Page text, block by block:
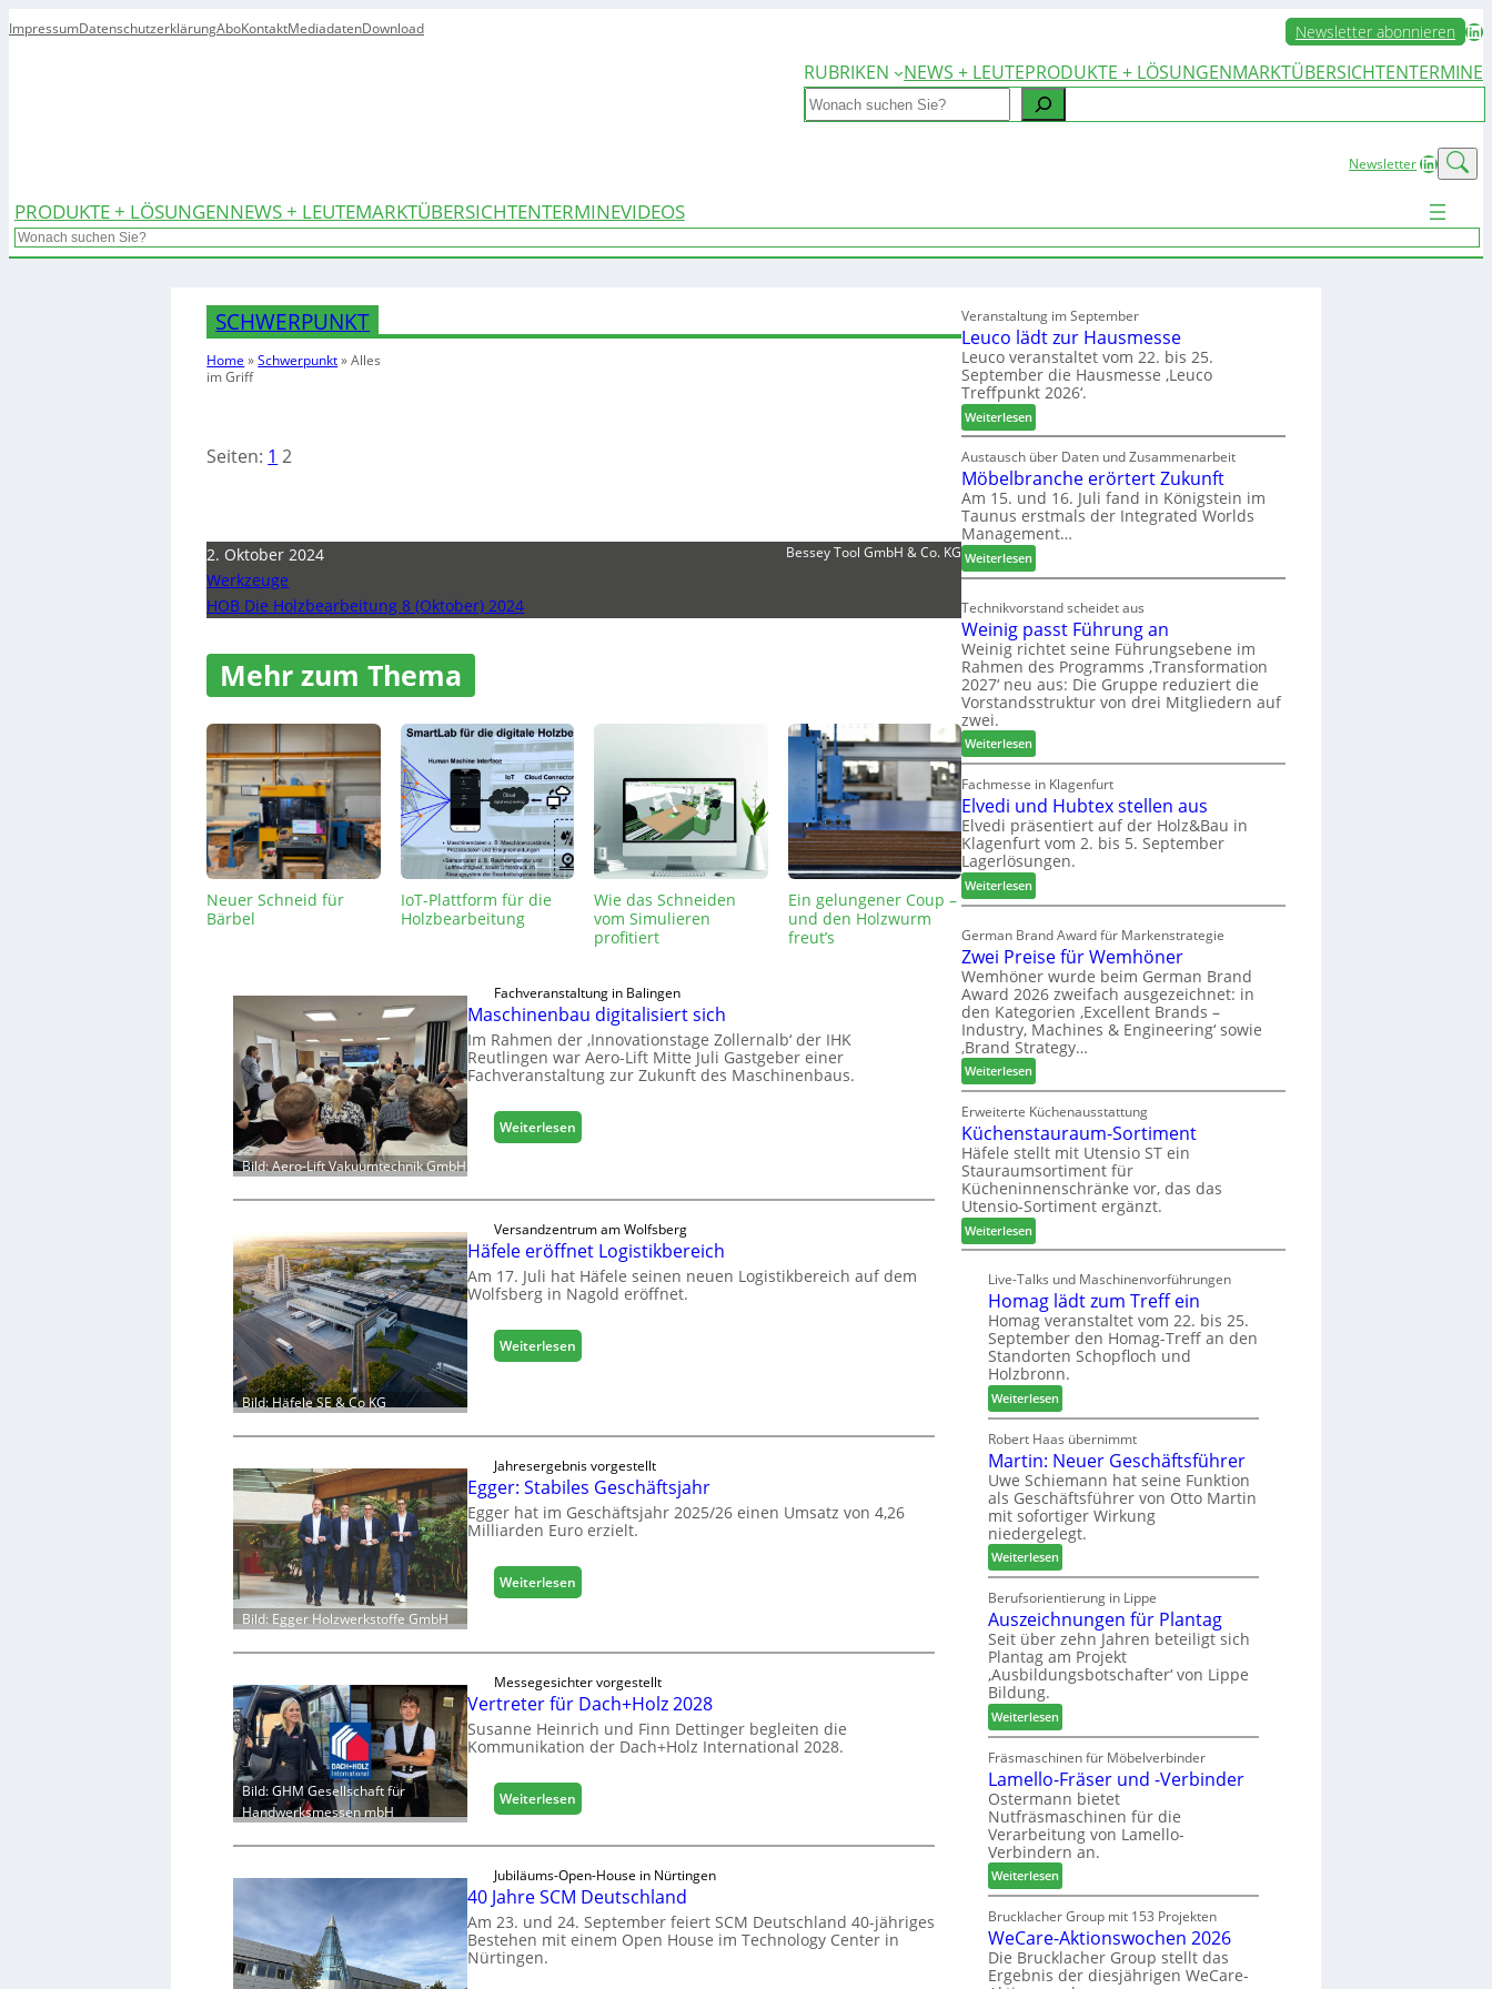
ImpressumDatenschutzerklärungAboKontaktMediadatenDownload Newsletter abonnieren LinkedIn
RUBRIKEN
NEWS + LEUTEPRODUKTE + LÖSUNGENMARKTÜBERSICHTENTERMINE
Search
NewsletterLinkedIn
PRODUKTE + LÖSUNGENNEWS + LEUTEMARKTÜBERSICHTENTERMINEVIDEOS
Search
SCHWERPUNKT
Home »Schwerpunkt»Alles
im Griff
Seiten: 1 2
2. Oktober 2024
Werkzeuge
HOB Die Holzbearbeitung 8 (Oktober) 2024
Bessey Tool GmbH & Co. KG
Mehr zum Thema
Neuer Schneid für
Bärbel
IoT-Plattform für die
Holzbearbeitung
Wie das Schneiden
vom Simulieren
profitiert
Ein gelungener Coup –
und den Holzwurm
freut’s
Bild: Aero-Lift Vakuumtechnik GmbH
Fachveranstaltung in Balingen
Maschinenbau digitalisiert sich
Im Rahmen der ‚Innovationstage Zollernalb‘ der IHK
Reutlingen war Aero-Lift Mitte Juli Gastgeber einer
Fachveranstaltung zur Zukunft des Maschinenbaus.
Weiterlesen:
M
h
i
n
e
b
a
g
i
t
a
l
s
i
t
c
h
Bild: Häfele SE & Co KG
Versandzentrum am Wolfsberg
Häfele eröffnet Logistikbereich
Am 17. Juli hat Häfele seinen neuen Logistikbereich auf dem
Wolfsberg in Nagold eröffnet.
Weiterlesen:
H
e
e
r
ö
n
o
g
i
s
i
k
e
r
e
c
Bild: Egger Holzwerkstoffe GmbH
Jahresergebnis vorgestellt
Egger: Stabiles Geschäftsjahr
Egger hat im Geschäftsjahr 2025/26 einen Umsatz von 4,26
Milliarden Euro erzielt.
Weiterlesen:
E
r
S
t
b
i
s
G
s
Bild: GHM Gesellschaft für
Handwerksmessen mbH
Messegesichter vorgestellt
Vertreter für Dach+Holz 2028
Susanne Heinrich und Finn Dettinger begleiten die
Kommunikation der Dach+Holz International 2028.
Weiterlesen:
V
t
r
e
t
Jubiläums-Open-House in Nürtingen
40 Jahre SCM Deutschland
Am 23. und 24. September feiert SCM Deutschland 40-jähriges
Bestehen mit einem Open House im Technology Center in
Nürtingen.
Veranstaltung im September
Leuco lädt zur Hausmesse
Leuco veranstaltet vom 22. bis 25.
September die Hausmesse ‚Leuco
Treffpunkt 2026‘.
Weiterlesen:
L
e
u
c
o
l
d
z
u
r
H
a
s
m
s
s
e
Austausch über Daten und Zusammenarbeit
Möbelbranche erörtert Zukunft
Am 15. und 16. Juli fand in Königstein im
Taunus erstmals der Integrated Worlds
Management…
Weiterlesen:
M
b
e
l
b
r
n
c
h
e
r
ö
r
t
r
t
Z
u
k
u
n
f
t
Technikvorstand scheidet aus
Weinig passt Führung an
Weinig richtet seine Führungsebene im
Rahmen des Programms ‚Transformation
2027‘ neu aus: Die Gruppe reduziert die
Vorstandsstruktur von drei Mitgliedern auf
zwei.
Weiterlesen:
W
e
i
n
i
g
a
s
t
F
ü
h
r
u
n
a
n
Fachmesse in Klagenfurt
Elvedi und Hubtex stellen aus
Elvedi präsentiert auf der Holz&Bau in
Klagenfurt vom 2. bis 5. September
Lagerlösungen.
Weiterlesen:
E
v
e
d
i
u
n
d
H
u
t
e
x
s
t
e
l
e
n
a
u
s
German Brand Award für Markenstrategie
Zwei Preise für Wemhöner
Wemhöner wurde beim German Brand
Award 2026 zweifach ausgezeichnet: in
den Kategorien ‚Excellent Brands –
Industry, Machines & Engineering‘ sowie
‚Brand Strategy…
Weiterlesen:
Z
w
e
i
P
r
e
i
s
f
ü
r
W
e
m
h
n
e
r
Erweiterte Küchenausstattung
Küchenstauraum-Sortiment
Häfele stellt mit Utensio ST ein
Stauraumsortiment für
Kücheninnenschränke vor, das das
Utensio-Sortiment ergänzt.
Weiterlesen:
K
c
h
e
n
s
t
a
r
a
u
m
-
S
o
t
i
m
e
n
t
Live-Talks und Maschinenvorführungen
Homag lädt zum Treff ein
Homag veranstaltet vom 22. bis 25.
September den Homag-Treff an den
Standorten Schopfloch und
Holzbronn.
Weiterlesen:
H
o
m
a
g
l
ä
d
t
z
u
m
T
r
f
f
e
i
n
Robert Haas übernimmt
Martin: Neuer Geschäftsführer
Uwe Schiemann hat seine Funktion
als Geschäftsführer von Otto Martin
mit sofortiger Wirkung
niedergelegt.
Weiterlesen:
M
a
r
t
i
n
N
e
u
e
r
G
e
s
c
h
ä
f
t
s
Berufsorientierung in Lippe
Auszeichnungen für Plantag
Seit über zehn Jahren beteiligt sich
Plantag am Projekt
‚Ausbildungsbotschafter‘ von Lippe
Bildung.
Weiterlesen:
A
u
s
z
e
i
c
h
n
u
n
g
e
Fräsmaschinen für Möbelverbinder
Lamello-Fräser und -Verbinder
Ostermann bietet
Nutfräsmaschinen für die
Verarbeitung von Lamello-
Verbindern an.
Weiterlesen:
L
a
m
e
l
Brucklacher Group mit 153 Projekten
WeCare-Aktionswochen 2026
Die Brucklacher Group stellt das
Ergebnis der diesjährigen WeCare-